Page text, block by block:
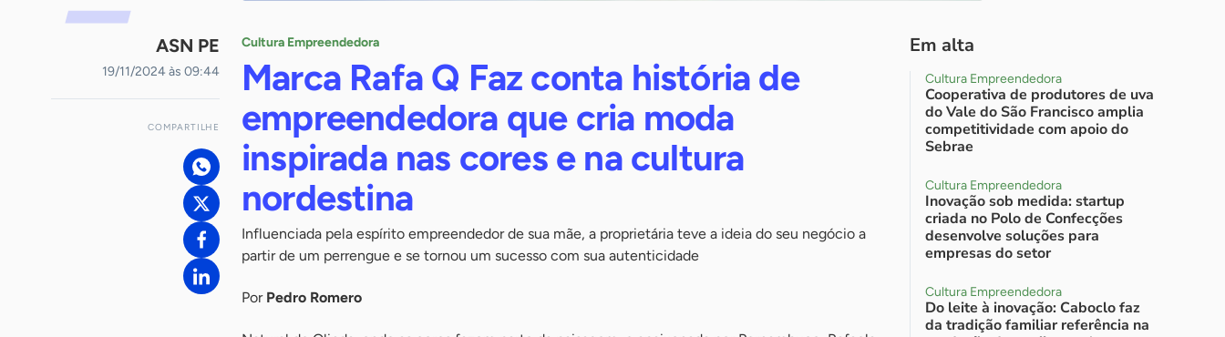
ASN PE
19/11/2024 às 09:44
COMPARTILHE
Cultura Empreendedora
Marca Rafa Q Faz conta história de
empreendedora que cria moda
inspirada nas cores e na cultura
nordestina
Influenciada pela espírito empreendedor de sua mãe, a proprietária teve a ideia do seu negócio a
partir de um perrengue e se tornou um sucesso com sua autenticidade
Por Pedro Romero
Em alta
Cultura Empreendedora
Cooperativa de produtores de uva
do Vale do São Francisco amplia
competitividade com apoio do
Sebrae
Cultura Empreendedora
Inovação sob medida: startup
criada no Polo de Confecções
desenvolve soluções para
empresas do setor
Cultura Empreendedora
Do leite à inovação: Caboclo faz
da tradição familiar referência na